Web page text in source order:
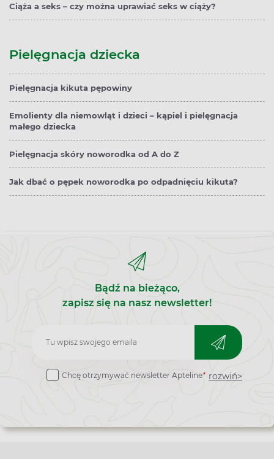
Ciąża a seks – czy można uprawiać seks w ciąży?
Pielęgnacja dziecka
Pielęgnacja kikuta pępowiny
Emolienty dla niemowląt i dzieci – kąpiel i pielęgnacja
małego dziecka
Pielęgnacja skóry noworodka od A do Z
Jak dbać o pępek noworodka po odpadnięciu kikuta?
Bądź na bieżąco,
zapisz się na nasz newsletter!
Zapisz
Chcę otrzymywać newsletter Apteline* rozwiń>